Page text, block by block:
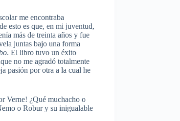
me encontraba
esto es que, en mi juventud,
más de treinta años y fue
juntas bajo una forma
. El libro tuvo un éxito
no me agradó totalmente
pasión por otra a la cual he
Verne! ¿Qué muchacho o
o Robur y su inigualable